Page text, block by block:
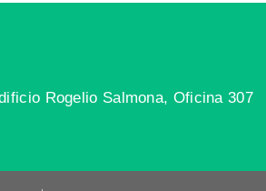
Rogelio Salmona, Oficina 307